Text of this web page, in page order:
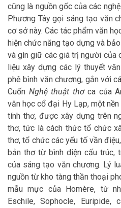
cũng là nguồn gốc của các
Phương Tây gọi sáng tạo văn
cơ sở này. Các tác phẩm văn
hiện chức năng tạo dựng và
và gìn giữ các giá trị người của
liệu xây dựng các lý thuyết
phê bình văn chương, gắn với
Cuốn Nghệ thuật thơca của
văn học cổ đại Hy Lạp, một
tính thơ, được xây dựng trên
thơ, tức là cách thức tổ chức
thơ, tổ chức các yếu tố vần
bản thơ từ bình diện cấu trúc,
của sáng tạo văn chương. Lý
nguồn từ kho tàng thần thoại
mẫu mực của Homère, từ
Eschile, Sophocle,